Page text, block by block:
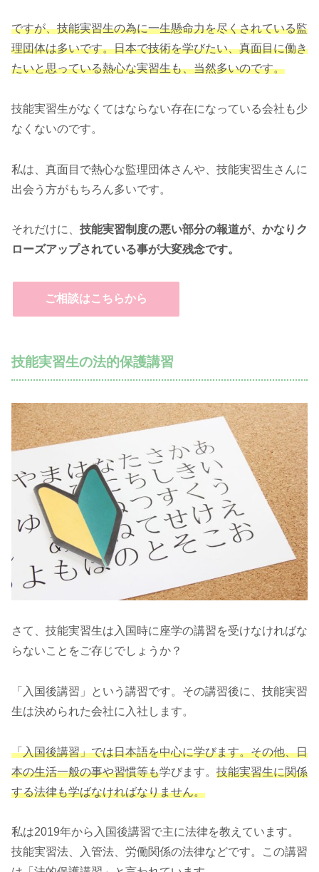
ですが、技能実習生の為に一生懸命力を尽くされている監
理団体は多いです。日本で技術を学びたい、真面目に働き
たいと思っている熱心な実習生も、当然多いのです。
技能実習生がなくてはならない存在になっている会社も少
なくないのです。
私は、真面目で熱心な監理団体さんや、技能実習生さんに
出会う方がもちろん多いです。
それだけに、 技能実習制度の悪い部分の報道が、かなりク
ローズアップされている事が大変残念です。
ご相談はこちらから
技能実習生の法的保護講習
さて、技能実習生は入国時に座学の講習を受けなければな
らないことをご存じでしょうか？
「入国後講習」という講習です。その講習後に、技能実習
生は決められた会社に入社します。
「入国後講習」では日本語を中心に学びます。その他、日
本の生活一般の事や習慣等も学びます。 技能実習生に関係
する法律も学ばなければなりません。
私は2019年から入国後講習で主に法律を教えています。
技能実習法、入管法、労働関係の法律などです。この講習